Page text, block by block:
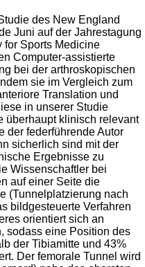
des New England
Juni auf der Jahrestagung
for Sports Medicine
Computer-assistierte
bei der arthroskopischen
sie im Vergleich zum
Translation und
in unserer Studie
überhaupt klinisch relevant
der federführende Autor
sicherlich sind mit der
Ergebnisse zu
Wissenschaftler bei
auf einer Seite die
(Tunnelplatzierung nach
bildgesteuerte Verfahren
orientiert sich an
sodass eine Position des
der Tibiamitte und 43%
Der femorale Tunnel wird